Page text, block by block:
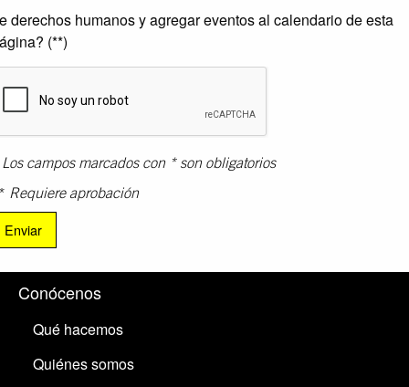
derechos humanos y agregar eventos al calendario de esta
(**)
Los campos marcados con * son obligatorios
Requiere aprobación
Conócenos
Qué hacemos
Quiénes somos